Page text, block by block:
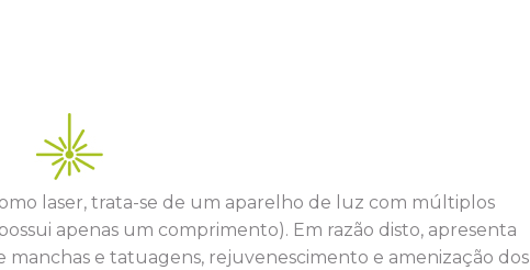
laser, trata-se de um aparelho de luz com múltiplos
apenas um comprimento). Em razão disto, apresenta
manchas e tatuagens, rejuvenescimento e amenização dos